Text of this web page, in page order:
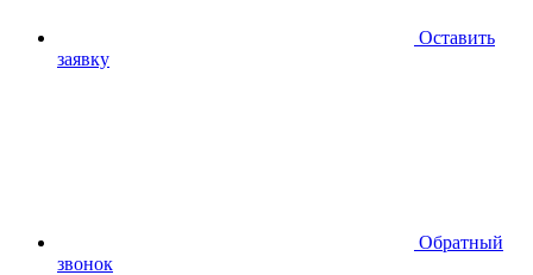
Оставить
заявку
Обратный
звонок